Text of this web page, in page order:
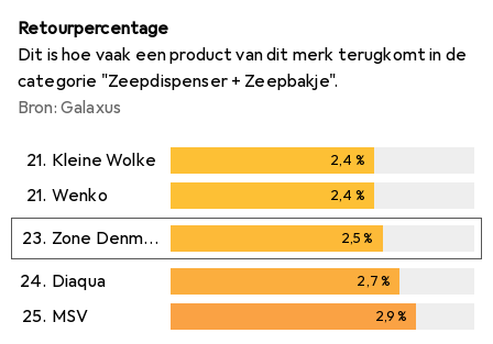
Retourpercentage
Dit is hoe vaak een product van dit merk terugkomt in de
categorie "Zeepdispenser + Zeepbakje".
Bron: Galaxus
21. Kleine Wolke 2,4 %
21. Wenko 2,4 %
23. Zone Denmark 2,5%
24. Diaqua 2,7%
25. MSV 2,9%